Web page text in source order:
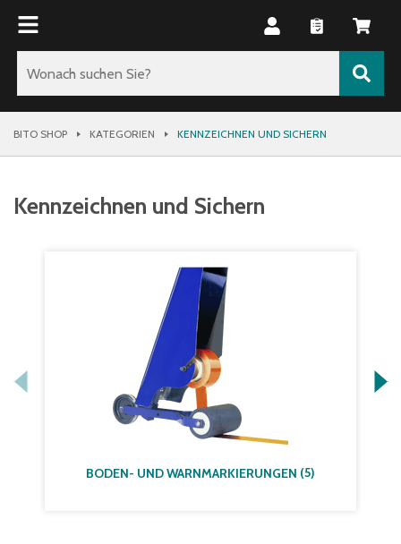
BITO SHOP KATEGORIEN KENNZEICHNEN UND SICHERN
Kennzeichnen und Sichern
BODEN- UND WARNMARKIERUNGEN (5)